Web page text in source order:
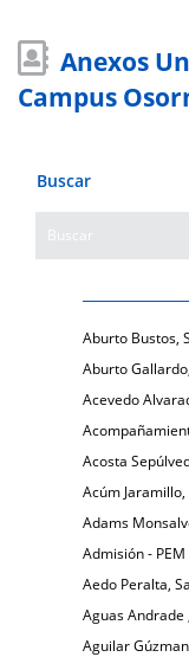
Anexos
Campus
Buscar
Aburto Bustos,
Aburto
Acevedo
Acosta
Acúm Jaramillo,
Adams
Admisión -
Aedo Peralta,
Aguas Andrade
Aguilar